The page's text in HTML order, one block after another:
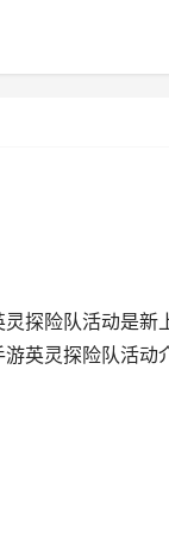
探险队活动是新
英灵探险队活动